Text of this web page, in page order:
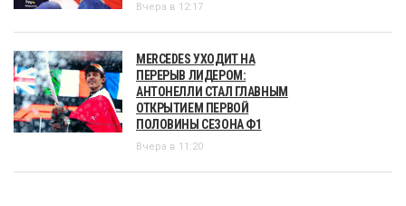
Вчера в 12:17
MERCEDES УХОДИТ НА
ПЕРЕРЫВ ЛИДЕРОМ:
АНТОНЕЛЛИ СТАЛ ГЛАВНЫМ
ОТКРЫТИЕМ ПЕРВОЙ
ПОЛОВИНЫ СЕЗОНА Ф1
Вчера в 11:20